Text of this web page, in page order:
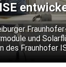
und
Fraunhofer
zu den